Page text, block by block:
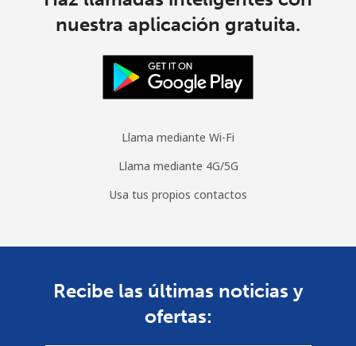
nuestra aplicación gratuita.
Llama mediante Wi-Fi
Llama mediante 4G/5G
Usa tus propios contactos
Recibe las últimas noticias y
ofertas: